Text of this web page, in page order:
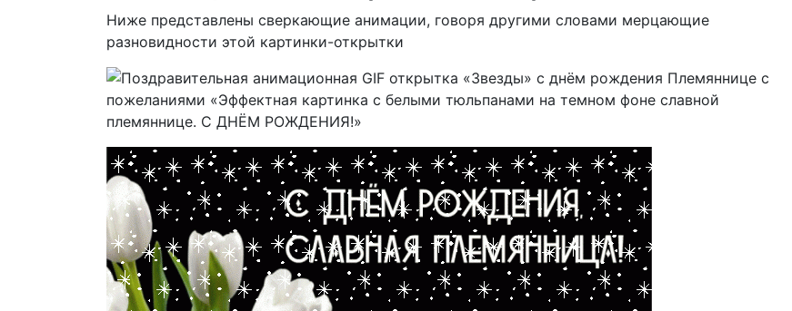
Ниже представлены сверкающие анимации, говоря другими словами мерцающие
разновидности этой картинки-открытки